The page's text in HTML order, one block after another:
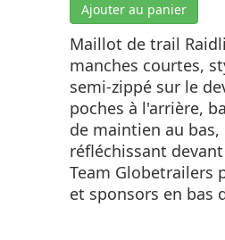
Ajouter au panier
Maillot de trail
manches courtes,
semi-zippé sur le
poches à l'arrière,
de maintien au
réfléchissant
Team Globetrailers
et sponsors en bas